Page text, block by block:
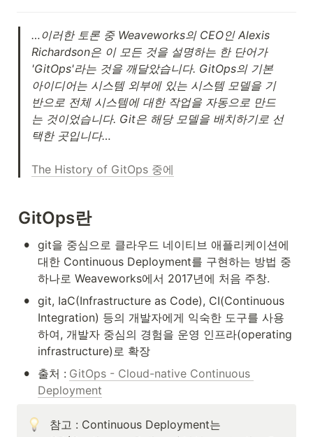
…이러한 토론 중 Weaveworks의 CEO인 Alexis
Richardson은 이 모든 것을 설명하는 한 단어가
'GitOps'라는 것을 깨달았습니다. GitOps의 기본
아이디어는 시스템 외부에 있는 시스템 모델을 기
반으로 전체 시스템에 대한 작업을 자동으로 만드
는 것이었습니다. Git은 해당 모델을 배치하기로 선
택한 곳입니다…
The History of GitOps 중에
GitOps란
• git을 중심으로 클라우드 네이티브 애플리케이션에
대한 Continuous Deployment를 구현하는 방법 중
하나로 Weaveworks에서 2017년에 처음 주창.
• git, IaC(Infrastructure as Code), CI(Continuous
Integration) 등의 개발자에게 익숙한 도구를 사용
하여, 개발자 중심의 경험을 운영 인프라(operating
infrastructure)로 확장
• 출처 : GitOps - Cloud-native Continuous
Deployment
참고 : Continuous Deployment는